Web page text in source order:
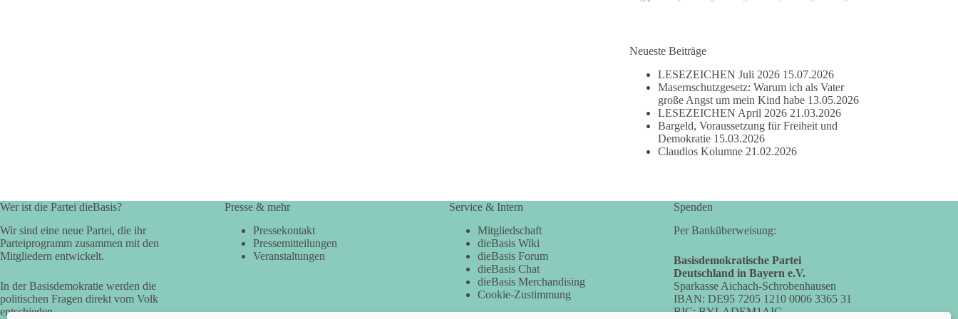
Neueste Beiträge
LESEZEICHEN Juli 2026 15.07.2026
Masernschutzgesetz: Warum ich als Vater
große Angst um mein Kind habe 13.05.2026
LESEZEICHEN April 2026 21.03.2026
Bargeld, Voraussetzung für Freiheit und
Demokratie 15.03.2026
Claudios Kolumne 21.02.2026
Wer ist die Partei dieBasis?
Wir sind eine neue Partei, die ihr
Parteiprogramm zusammen mit den
Mitgliedern entwickelt.
In der Basisdemokratie werden die
politischen Fragen direkt vom Volk
entschieden.
Presse & mehr
Pressekontakt
Pressemitteilungen
Veranstaltungen
Service & Intern
Mitgliedschaft
dieBasis Wiki
dieBasis Forum
dieBasis Chat
dieBasis Merchandising
Cookie-Zustimmung
Spenden
Per Banküberweisung:
Basisdemokratische Partei
Deutschland in Bayern e.V.
Sparkasse Aichach-Schrobenhausen
IBAN: DE95 7205 1210 0006 3365 31
BIC: BYLADEM1AIC